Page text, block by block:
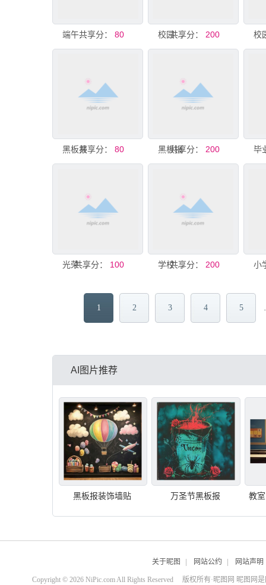
端午黑板报
共享分： 80 校园黑板报
共享分： 200
黑板报共享分： 80 黑板报共享分： 200
光荣版 板报
共享分： 100 学校 黑板报
共享分： 200
1 2 3 4 5
AI图片推荐
黑板报装饰墙贴 万圣节黑板报
关于昵图 | 网站公约 | 网站声明
Copyright © 2026 NiPic.com All Rights Reserved 版权所有·昵图网 昵图网